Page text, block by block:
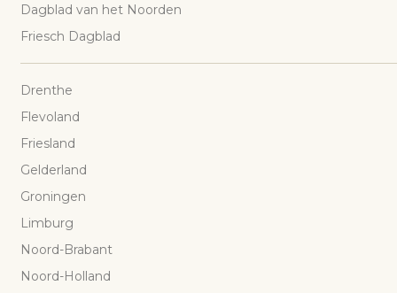
Dagblad van het Noorden
Friesch Dagblad
Drenthe
Flevoland
Friesland
Gelderland
Groningen
Limburg
Noord-Brabant
Noord-Holland